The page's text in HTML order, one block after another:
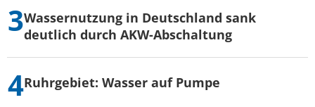
Wassernutzung in Deutschland sank
deutlich durch AKW-Abschaltung
Ruhrgebiet: Wasser auf Pumpe